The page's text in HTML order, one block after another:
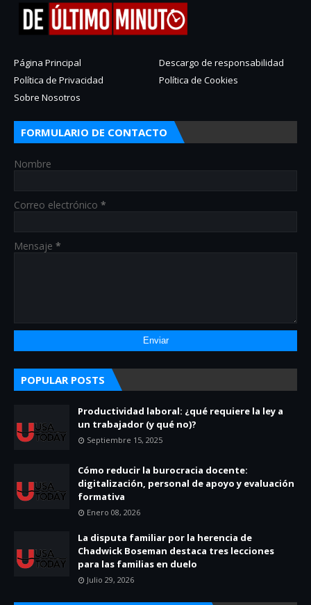
Página Principal
Descargo de responsabilidad
Política de Privacidad
Política de Cookies
Sobre Nosotros
FORMULARIO DE CONTACTO
Nombre
Correo electrónico *
Mensaje *
POPULAR POSTS
Productividad laboral: ¿qué requiere la ley a
un trabajador (y qué no)?
Septiembre 15, 2025
Cómo reducir la burocracia docente:
digitalización, personal de apoyo y evaluación
formativa
Enero 08, 2026
La disputa familiar por la herencia de
Chadwick Boseman destaca tres lecciones
para las familias en duelo
Julio 29, 2026